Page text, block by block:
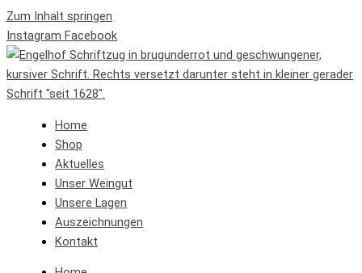
Zum Inhalt springen
Instagram Facebook
Home
Shop
Aktuelles
Unser Weingut
Unsere Lagen
Auszeichnungen
Kontakt